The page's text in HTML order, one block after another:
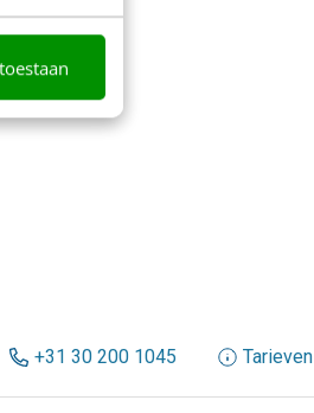
+31 30 200 1045 Tarieven